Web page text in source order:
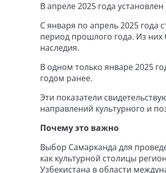
В апреле 2025 года
С января по апрель 2025 года
период прошлого года. Из них
наследия.
В одном только январе 2025
годом ранее.
Эти показатели
направлений культурного и
Почему это важно
Выбор Самарканда для
как культурной столицы
Узбекистана в области